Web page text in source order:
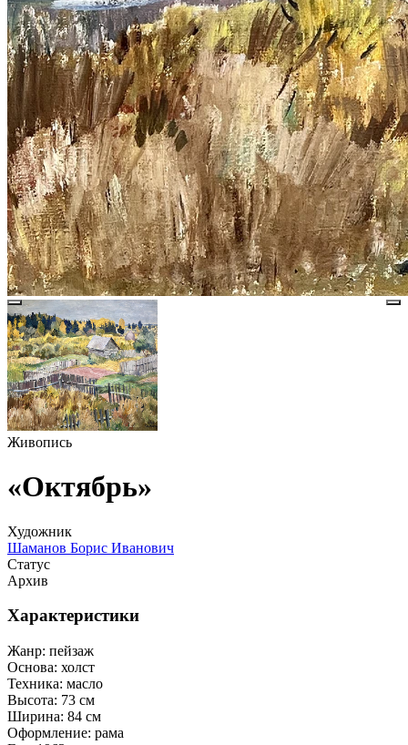
Живопись
«Октябрь»
Художник
Шаманов Борис Иванович
Статус
Архив
Характеристики
Жанр: пейзаж
Основа: холст
Техника: масло
Высота: 73 см
Ширина: 84 см
Оформление: рама